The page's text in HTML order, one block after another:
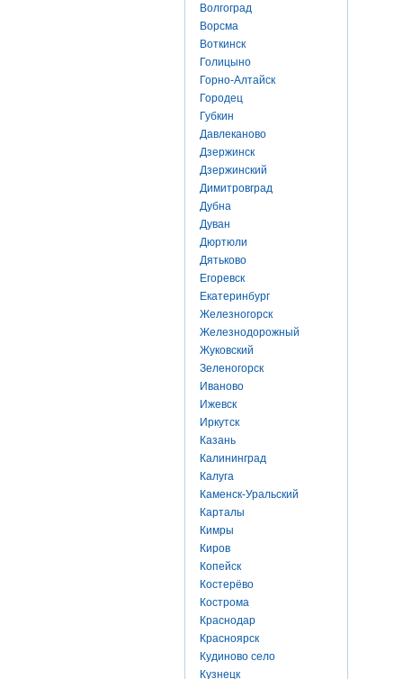
Волгоград
Ворсма
Воткинск
Голицыно
Горно-Алтайск
Городец
Губкин
Давлеканово
Дзержинск
Дзержинский
Димитровград
Дубна
Дуван
Дюртюли
Дятьково
Егоревск
Екатеринбург
Железногорск
Железнодорожный
Жуковский
Зеленогорск
Иваново
Ижевск
Иркутск
Казань
Калининград
Калуга
Каменск-Уральский
Карталы
Кимры
Киров
Копейск
Костерёво
Кострома
Краснодар
Красноярск
Кудиново село
Кузнецк